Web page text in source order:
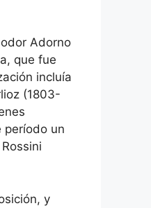
Adorno
que fue
incluía
(1803-
período un
y